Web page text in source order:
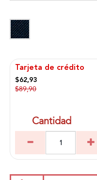
Tarjeta de crédito
$62,93
$89,90
Cantidad